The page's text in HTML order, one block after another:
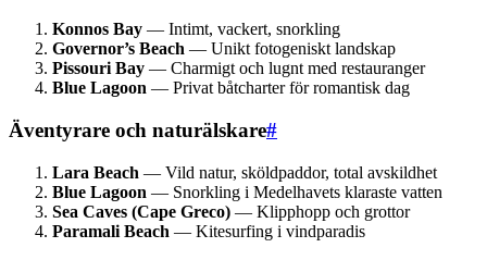
Konnos Bay — Intimt, vackert, snorkling
Governor’s Beach — Unikt fotogeniskt landskap
Pissouri Bay — Charmigt och lugnt med restauranger
Blue Lagoon — Privat båtcharter för romantisk dag
Äventyrare och naturälskare#
Lara Beach — Vild natur, sköldpaddor, total avskildhet
Blue Lagoon — Snorkling i Medelhavets klaraste vatten
Sea Caves (Cape Greco) — Klipphopp och grottor
Paramali Beach — Kitesurfing i vindparadis